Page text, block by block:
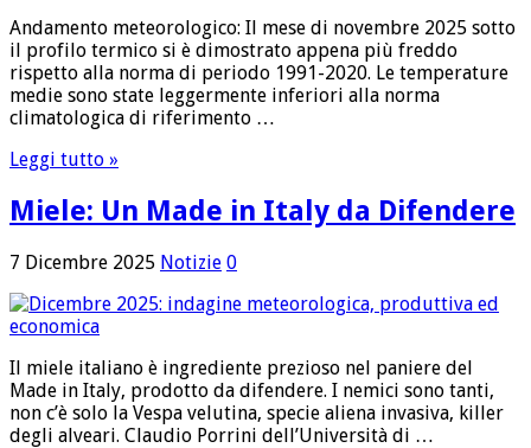
Andamento meteorologico: Il mese di novembre 2025 sotto
il profilo termico si è dimostrato appena più freddo
rispetto alla norma di periodo 1991-2020. Le temperature
medie sono state leggermente inferiori alla norma
climatologica di riferimento …
Leggi tutto »
Miele: Un Made in Italy da Difendere
7 Dicembre 2025 Notizie 0
Il miele italiano è ingrediente prezioso nel paniere del
Made in Italy, prodotto da difendere. I nemici sono tanti,
non c’è solo la Vespa velutina, specie aliena invasiva, killer
degli alveari. Claudio Porrini dell’Università di …